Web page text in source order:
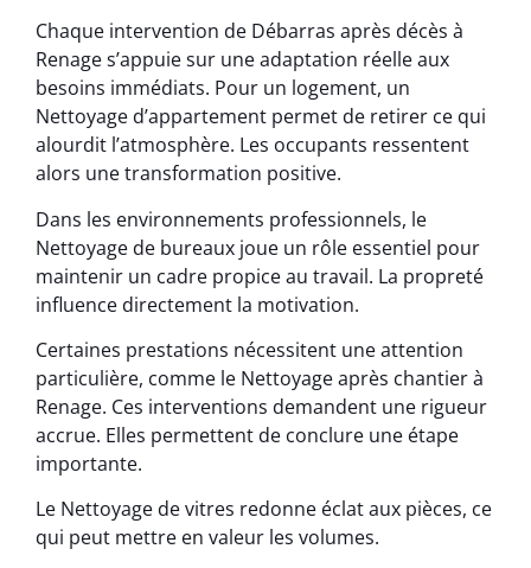
Chaque intervention de Débarras après décès à
Renage s’appuie sur une adaptation réelle aux
besoins immédiats. Pour un logement, un
Nettoyage d’appartement permet de retirer ce qui
alourdit l’atmosphère. Les occupants ressentent
alors une transformation positive.
Dans les environnements professionnels, le
Nettoyage de bureaux joue un rôle essentiel pour
maintenir un cadre propice au travail. La propreté
influence directement la motivation.
Certaines prestations nécessitent une attention
particulière, comme le Nettoyage après chantier à
Renage. Ces interventions demandent une rigueur
accrue. Elles permettent de conclure une étape
importante.
Le Nettoyage de vitres redonne éclat aux pièces, ce
qui peut mettre en valeur les volumes.